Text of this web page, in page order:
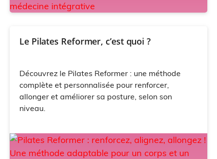
Le Pilates Reformer, c’est quoi ?
Découvrez le Pilates Reformer : une méthode
complète et personnalisée pour renforcer,
allonger et améliorer sa posture, selon son
niveau.